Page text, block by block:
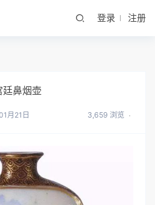
登录 注册
鼻烟壶
月21日 3,659 浏览